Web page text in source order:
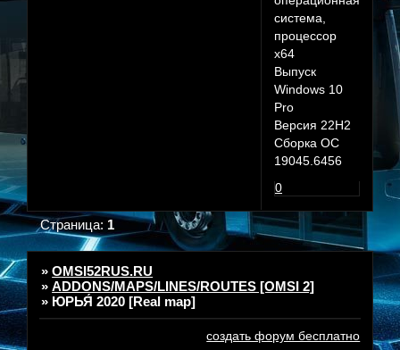
система,
процессор
x64
Выпуск
Windows 10
Pro
Версия 22H2
Сборка ОС
19045.6456
0
Страница: 1
»OMSI52RUS.RU
»ADDONS/MAPS/LINES/ROUTES [OMSI 2]
» ЮРЬЯ́ 2020 [Real map]
создать форум бесплатно